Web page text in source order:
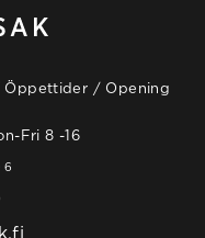
Öppettider / Opening
Fri 8 -16
6